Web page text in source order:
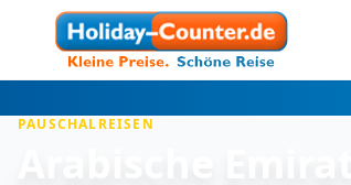
PAUSCHALREISEN